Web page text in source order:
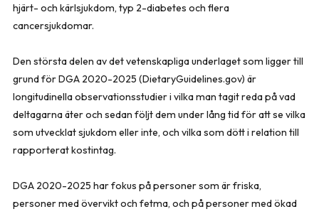
hjärt- och kärlsjukdom, typ 2-diabetes och flera
cancersjukdomar.
Den största delen av det vetenskapliga underlaget som ligger till
grund för DGA 2020-2025 (DietaryGuidelines.gov) är
longitudinella observationsstudier i vilka man tagit reda på vad
deltagarna äter och sedan följt dem under lång tid för att se vilka
som utvecklat sjukdom eller inte, och vilka som dött i relation till
rapporterat kostintag.
DGA 2020-2025 har fokus på personer som är friska,
personer med övervikt och fetma, och på personer med ökad